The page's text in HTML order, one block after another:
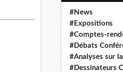
#News
#Expositions
#Comptes-
#Débats
#Analyses sur
#Dessinateurs